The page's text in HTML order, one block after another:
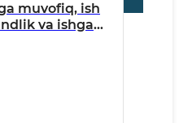
muvofiq, ish
va ishga